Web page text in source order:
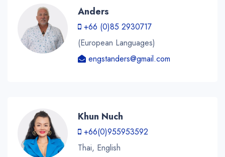
Anders
+66 (0)85 2930717
(European Languages)
engstanders@gmail.com
Khun Nuch
+66(0)955953592
Thai, English